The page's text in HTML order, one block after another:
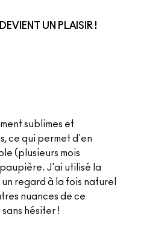
UN PLAISIR !
sublimes et
ce qui permet d'en
(plusieurs mois
J'ai utilisé la
regard à la fois naturel
nuances de ce
hésiter !